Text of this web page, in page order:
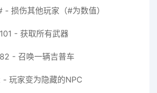
损伤其他玩家（#为数值）
- 获取所有武器
- 召唤一辆吉普车
玩家变为隐藏的NPC